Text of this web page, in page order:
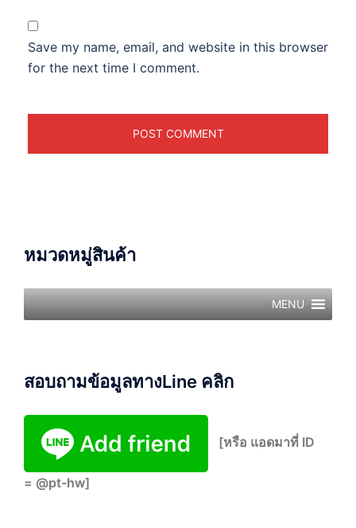
Save my name, email, and website in this browser
for the next time I comment.
หมวดหมู่สินค้า
MENU
สอบถามข้อมูลทางLine คลิก
[หรือ แอดมาที่ ID
= @pt-hw]